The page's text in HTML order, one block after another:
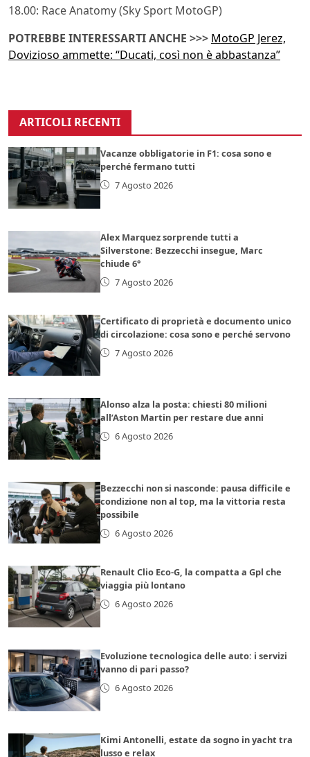
18.00: Race Anatomy (Sky Sport MotoGP)
POTREBBE INTERESSARTI ANCHE >>> MotoGP Jerez,
Dovizioso ammette: “Ducati, così non è abbastanza”
ARTICOLI RECENTI
Vacanze obbligatorie in F1: cosa sono e
perché fermano tutti
7 Agosto 2026
Alex Marquez sorprende tutti a
Silverstone: Bezzecchi insegue, Marc
chiude 6°
7 Agosto 2026
Certificato di proprietà e documento unico
di circolazione: cosa sono e perché servono
7 Agosto 2026
Alonso alza la posta: chiesti 80 milioni
all’Aston Martin per restare due anni
6 Agosto 2026
Bezzecchi non si nasconde: pausa difficile e
condizione non al top, ma la vittoria resta
possibile
6 Agosto 2026
Renault Clio Eco-G, la compatta a Gpl che
viaggia più lontano
6 Agosto 2026
Evoluzione tecnologica delle auto: i servizi
vanno di pari passo?
6 Agosto 2026
Kimi Antonelli, estate da sogno in yacht tra
lusso e relax